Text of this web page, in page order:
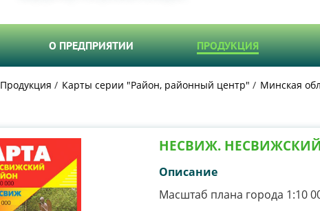
О ПРЕДПРИЯТИИ ПРОДУКЦИЯ
Продукция Карты серии "Район, районный центр" Минская
НЕСВИЖ.
Описание
Масштаб плана города 1:10